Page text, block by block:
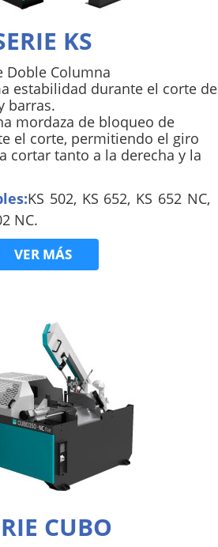
KS
Doble Columna
estabilidad durante el corte de
barras.
mordaza de bloqueo de
el corte, permitiendo el giro
cortar tanto a la derecha y la
KS 502, KS 652, KS 652 NC,
NC.
VER MÁS
CUBO